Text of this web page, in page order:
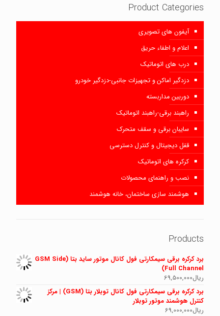
Product Categories
آیفون های تصویری
اعلام و اطفاء حریق
درب های اتوماتیک
دزدگیر اماکن و تجهیزات جانبی-دزدگیر خودرو
دوربین مداربسته
راهبند برقی-راهبند اتوماتیک
سایبان برقی و سقف متحرک
قفل دیجیتال و کنترل دسترسی
کرکره های اتوماتیک
نصب و راهنمای محصولات
هوشمند سازی ساختمان، خانه هوشمند
Products
برد کرکره برقی سیمکارتی فول کانال موتور ساید بتا (GSM Side
Full Channel)
ریال69,500,000
برد کرکره برقی سیمکارتی فول کانال توبلار بتا (GSM) | مرکز
کنترل هوشمند موتور توبلار
ریال69,000,000